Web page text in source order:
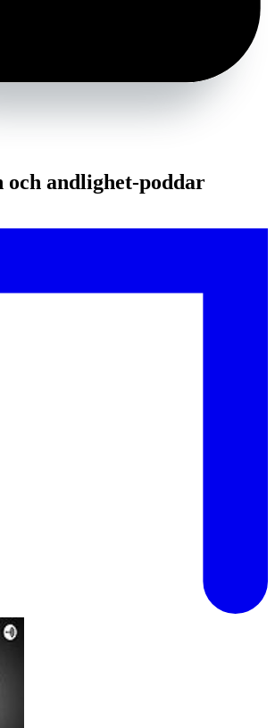
andlighet-poddar